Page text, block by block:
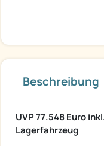
Beschreibung
UVP 77.548 Euro
Lagerfahrzeug